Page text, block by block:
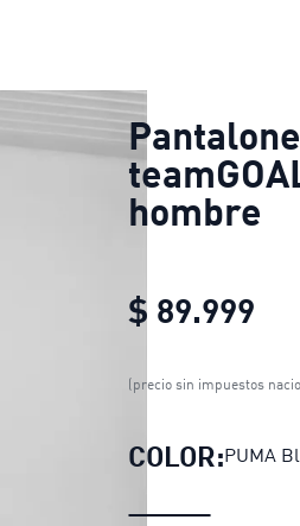
hombre
$ 89.999
(precio sin impuestos
COLOR:PUMA